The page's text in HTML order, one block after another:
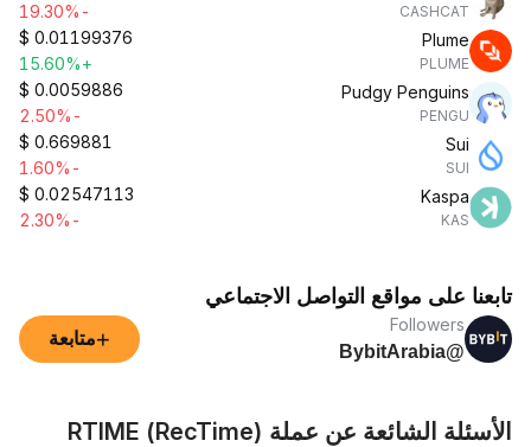
CASHCAT
-19.30%
Plume
PLUME
$ 0.01199376
+15.60%
Pudgy Penguins
PENGU
$ 0.0059886
-2.50%
Sui
SUI
$ 0.669881
-1.60%
Kaspa
KAS
$ 0.02547113
-2.30%
تابعنا على مواقع التواصل الاجتماعي
Followers
@BybitArabia
+متابعة
الأسئلة الشائعة عن عملة RTIME (RecTime)